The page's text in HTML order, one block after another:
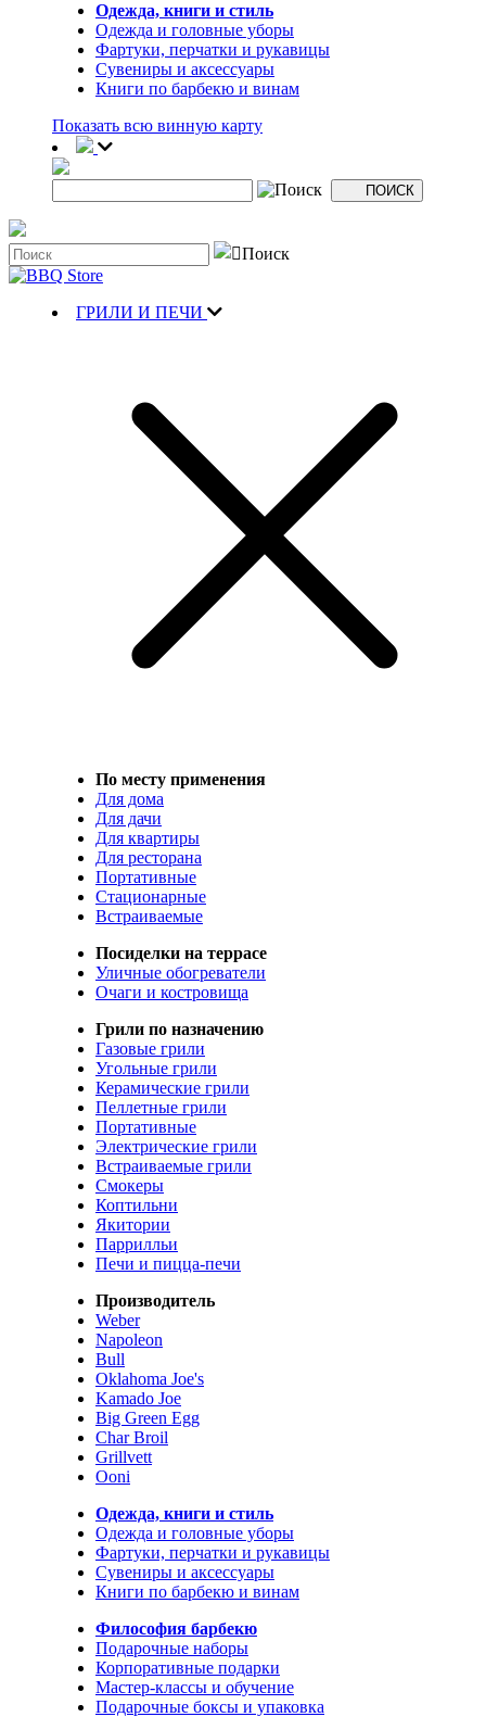
Одежда, книги и стиль
Одежда и головные уборы
Фартуки, перчатки и рукавицы
Сувениры и аксессуары
Книги по барбекю и винам
Показать всю винную карту
ГРИЛИ И ПЕЧИ
По месту применения
Для дома
Для дачи
Для квартиры
Для ресторана
Портативные
Стационарные
Встраиваемые
Посиделки на террасе
Уличные обогреватели
Очаги и костровища
Грили по назначению
Газовые грили
Угольные грили
Керамические грили
Пеллетные грили
Портативные
Электрические грили
Встраиваемые грили
Смокеры
Коптильни
Якитории
Паррилльи
Печи и пицца-печи
Производитель
Weber
Napoleon
Bull
Oklahoma Joe's
Kamado Joe
Big Green Egg
Char Broil
Grillvett
Ooni
Одежда, книги и стиль
Одежда и головные уборы
Фартуки, перчатки и рукавицы
Сувениры и аксессуары
Книги по барбекю и винам
Философия барбекю
Подарочные наборы
Корпоративные подарки
Мастер-классы и обучение
Подарочные боксы и упаковка